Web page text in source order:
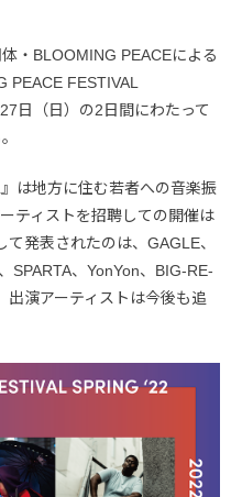
・BLOOMING PEACEによる
PEACE FESTIVAL
日（日）の2日間にわたって
は地方に住む若者への音楽振
ティストを招聘しての開催は
発表されたのは、GAGLE、
SPARTA、YonYon、BIG-RE-
演アーティストは今後も追